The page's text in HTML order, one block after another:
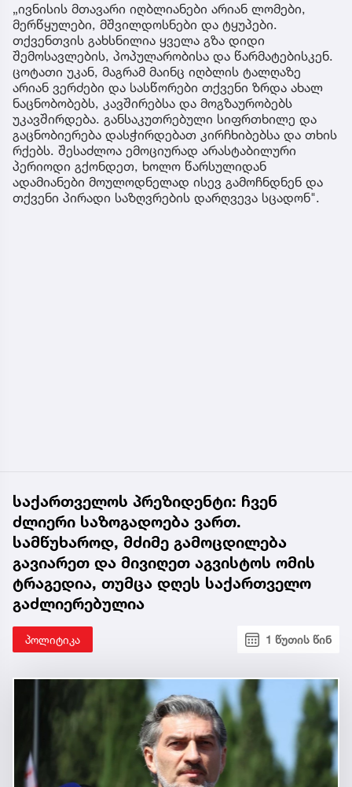
„ივნისის მთავარი იღბლიანები არიან ლომები,
მერწყულები, მშვილდოსნები და ტყუპები.
თქვენთვის გახსნილია ყველა გზა დიდი
შემოსავლების, პოპულარობისა და წარმატებისკენ.
ცოტათი უკან, მაგრამ მაინც იღბლის ტალღაზე
არიან ვერძები და სასწორები თქვენი ზრდა ახალ
ნაცნობობებს, კავშირებსა და მოგზაურობებს
უკავშირდება. განსაკუთრებული სიფრთხილე და
გაცნობიერება დასჭირდებათ კირჩხიბებსა და თხის
რქებს. შესაძლოა ემოციურად არასტაბილური
პერიოდი გქონდეთ, ხოლო წარსულიდან
ადამიანები მოულოდნელად ისევ გამოჩნდნენ და
თქვენი პირადი საზღვრების დარღვევა სცადონ".
საქართველოს პრეზიდენტი: ჩვენ
ძლიერი საზოგადოება ვართ.
სამწუხაროდ, მძიმე გამოცდილება
გავიარეთ და მივიღეთ აგვისტოს ომის
ტრაგედია, თუმცა დღეს საქართველო
გაძლიერებულია
პოლიტიკა 1 წუთის წინ